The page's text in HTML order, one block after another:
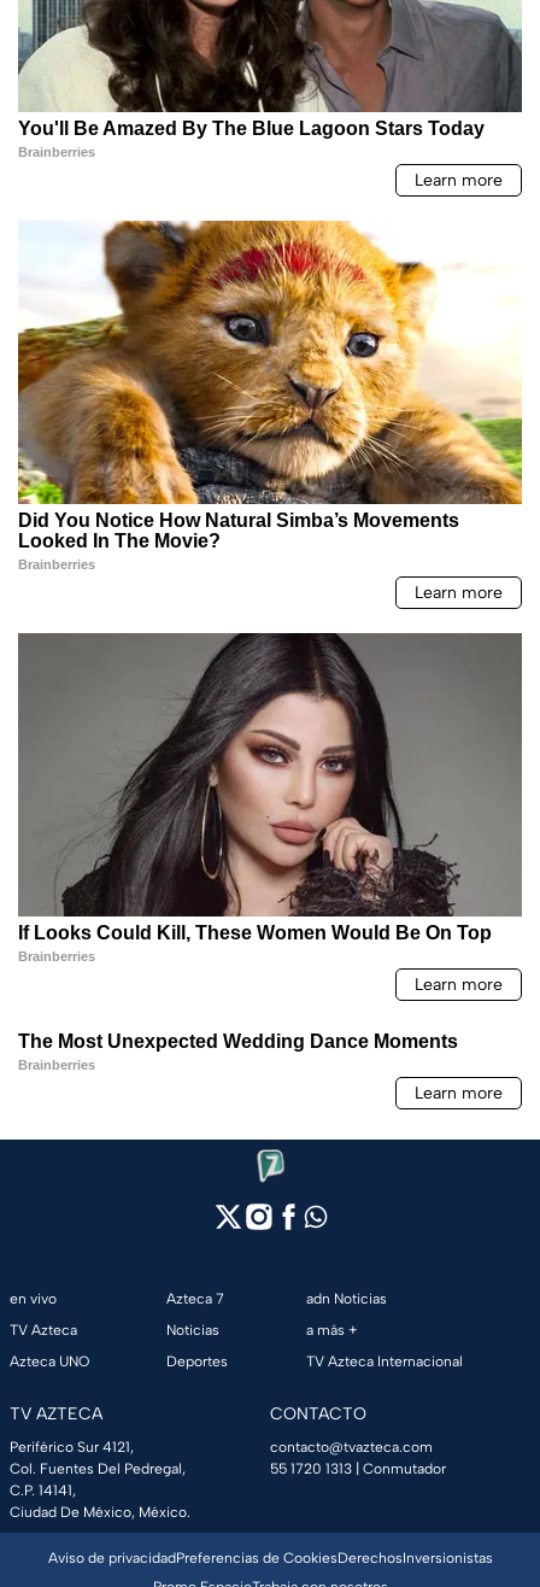
en vivo
TV Azteca
Azteca UNO
Azteca 7
Noticias
Deportes
adn Noticias
a más +
TV Azteca Internacional
TV AZTECA
Periférico Sur 4121,
Col. Fuentes Del Pedregal,
C.P. 14141,
Ciudad De México, México.
CONTACTO
contacto@tvazteca.com
55 1720 1313 | Conmutador
Aviso de privacidadPreferencias de CookiesDerechosInversionistas